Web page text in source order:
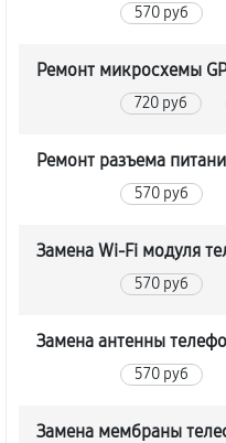
570 руб
Ремонт микросхемы
720 руб
Ремонт разъема
570 руб
Замена Wi-Fi модуля
570 руб
Замена антенны
570 руб
Замена мембраны